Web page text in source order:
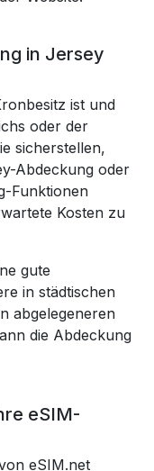
in Jersey
ist und
oder der
sicherstellen,
Abdeckung oder
Funktionen
Kosten zu
gute
in städtischen
abgelegeneren
die Abdeckung
eSIM-
eSIM.net